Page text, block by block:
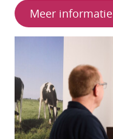
Meer informatie